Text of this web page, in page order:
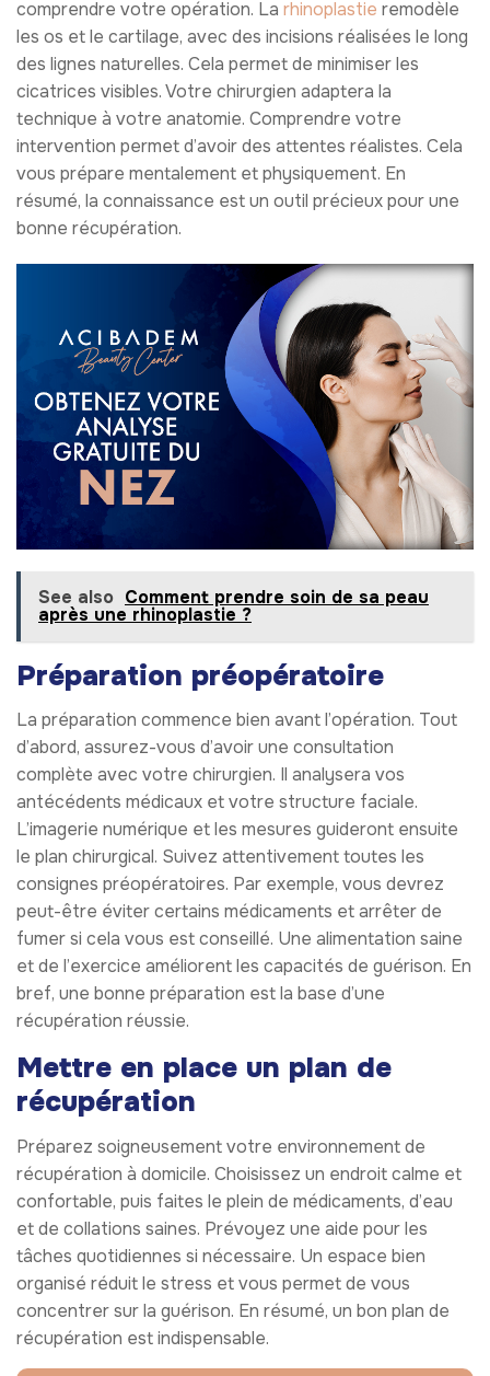
comprendre votre opération. La rhinoplastie remodèle
les os et le cartilage, avec des incisions réalisées le long
des lignes naturelles. Cela permet de minimiser les
cicatrices visibles. Votre chirurgien adaptera la
technique à votre anatomie. Comprendre votre
intervention permet d’avoir des attentes réalistes. Cela
vous prépare mentalement et physiquement. En
résumé, la connaissance est un outil précieux pour une
bonne récupération.
See also Comment prendre soin de sa peau
après une rhinoplastie ?
Préparation préopératoire
La préparation commence bien avant l’opération. Tout
d’abord, assurez-vous d’avoir une consultation
complète avec votre chirurgien. Il analysera vos
antécédents médicaux et votre structure faciale.
L’imagerie numérique et les mesures guideront ensuite
le plan chirurgical. Suivez attentivement toutes les
consignes préopératoires. Par exemple, vous devrez
peut-être éviter certains médicaments et arrêter de
fumer si cela vous est conseillé. Une alimentation saine
et de l’exercice améliorent les capacités de guérison. En
bref, une bonne préparation est la base d’une
récupération réussie.
Mettre en place un plan de
récupération
Préparez soigneusement votre environnement de
récupération à domicile. Choisissez un endroit calme et
confortable, puis faites le plein de médicaments, d’eau
et de collations saines. Prévoyez une aide pour les
tâches quotidiennes si nécessaire. Un espace bien
organisé réduit le stress et vous permet de vous
concentrer sur la guérison. En résumé, un bon plan de
récupération est indispensable.